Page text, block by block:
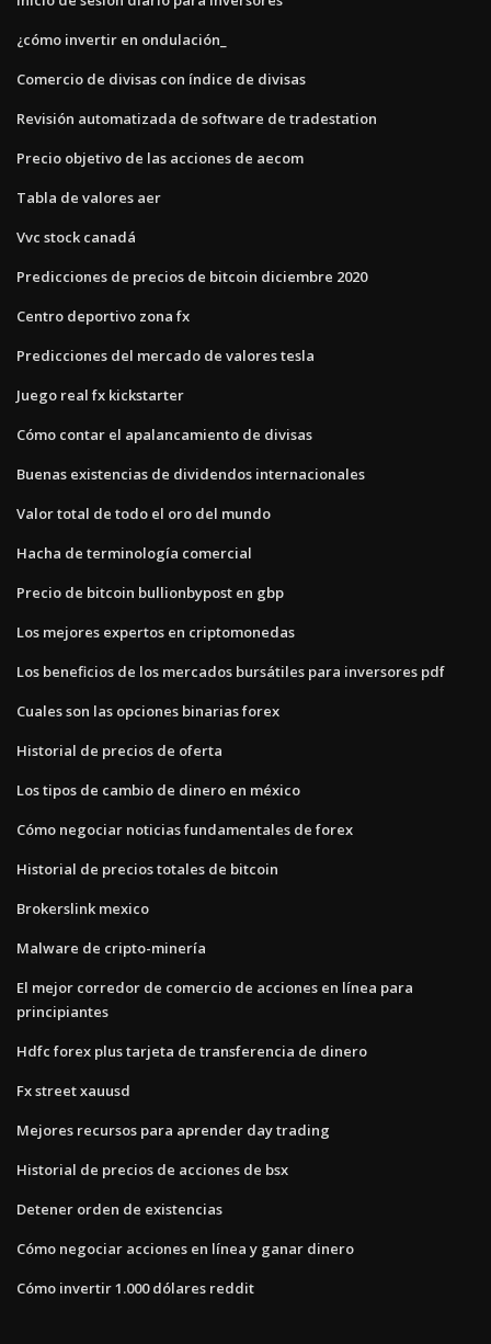
¿cómo invertir en ondulación_
Comercio de divisas con índice de divisas
Revisión automatizada de software de tradestation
Precio objetivo de las acciones de aecom
Tabla de valores aer
Vvc stock canadá
Predicciones de precios de bitcoin diciembre 2020
Centro deportivo zona fx
Predicciones del mercado de valores tesla
Juego real fx kickstarter
Cómo contar el apalancamiento de divisas
Buenas existencias de dividendos internacionales
Valor total de todo el oro del mundo
Hacha de terminología comercial
Precio de bitcoin bullionbypost en gbp
Los mejores expertos en criptomonedas
Los beneficios de los mercados bursátiles para inversores pdf
Cuales son las opciones binarias forex
Historial de precios de oferta
Los tipos de cambio de dinero en méxico
Cómo negociar noticias fundamentales de forex
Historial de precios totales de bitcoin
Brokerslink mexico
Malware de cripto-minería
El mejor corredor de comercio de acciones en línea para
principiantes
Hdfc forex plus tarjeta de transferencia de dinero
Fx street xauusd
Mejores recursos para aprender day trading
Historial de precios de acciones de bsx
Detener orden de existencias
Cómo negociar acciones en línea y ganar dinero
Cómo invertir 1.000 dólares reddit